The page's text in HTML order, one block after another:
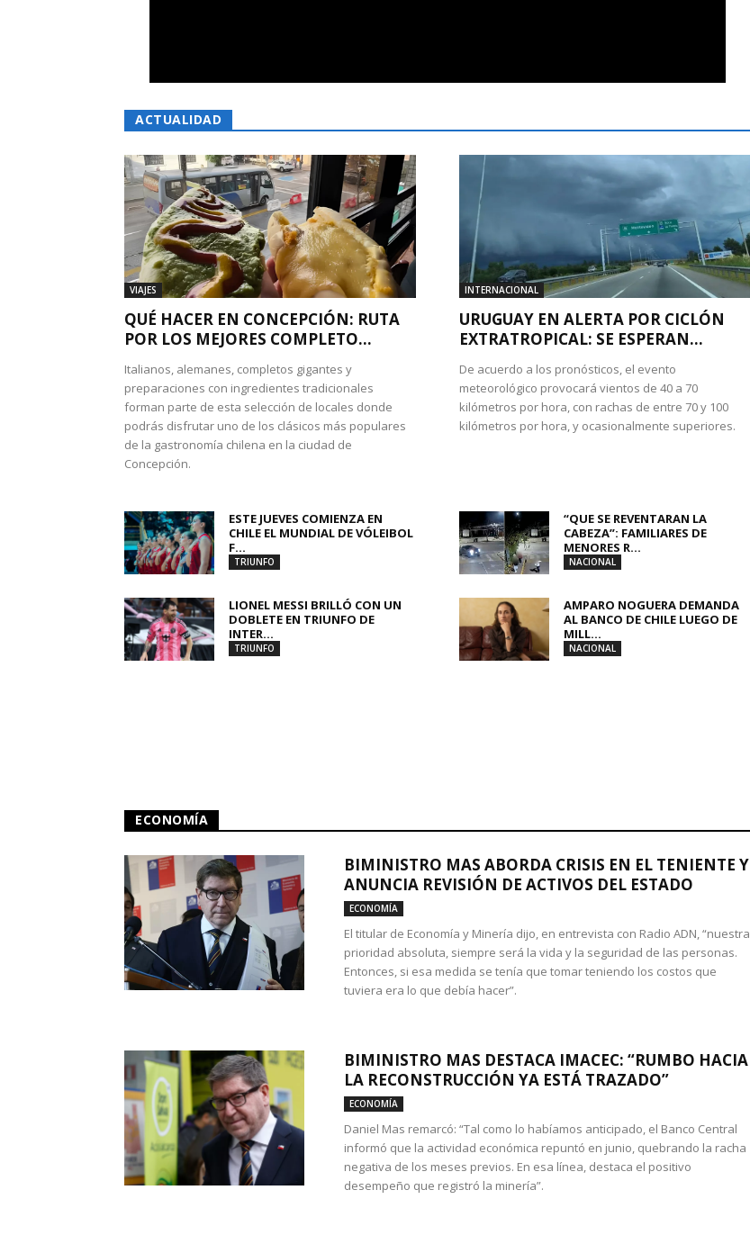
ACTUALIDAD
VIAJES
QUÉ HACER EN CONCEPCIÓN: RUTA
POR LOS MEJORES COMPLETO...
Italianos, alemanes, completos gigantes y
preparaciones con ingredientes tradicionales
forman parte de esta selección de locales donde
podrás disfrutar uno de los clásicos más populares
de la gastronomía chilena en la ciudad de
Concepción.
INTERNACIONAL
URUGUAY EN ALERTA POR CICLÓN
EXTRATROPICAL: SE ESPERAN...
De acuerdo a los pronósticos, el evento
meteorológico provocará vientos de 40 a 70
kilómetros por hora, con rachas de entre 70 y 100
kilómetros por hora, y ocasionalmente superiores.
ESTE JUEVES COMIENZA EN
CHILE EL MUNDIAL DE VÓLEIBOL
F...
TRIUNFO
“QUE SE REVENTARAN LA
CABEZA”: FAMILIARES DE
MENORES R...
NACIONAL
LIONEL MESSI BRILLÓ CON UN
DOBLETE EN TRIUNFO DE
INTER...
TRIUNFO
AMPARO NOGUERA DEMANDA
AL BANCO DE CHILE LUEGO DE
MILL...
NACIONAL
ECONOMÍA
BIMINISTRO MAS ABORDA CRISIS EN EL TENIENTE Y
ANUNCIA REVISIÓN DE ACTIVOS DEL ESTADO
ECONOMÍA
El titular de Economía y Minería dijo, en entrevista con Radio ADN, “nuestra
prioridad absoluta, siempre será la vida y la seguridad de las personas.
Entonces, si esa medida se tenía que tomar teniendo los costos que
tuviera era lo que debía hacer”.
BIMINISTRO MAS DESTACA IMACEC: “RUMBO HACIA
LA RECONSTRUCCIÓN YA ESTÁ TRAZADO”
ECONOMÍA
Daniel Mas remarcó: “Tal como lo habíamos anticipado, el Banco Central
informó que la actividad económica repuntó en junio, quebrando la racha
negativa de los meses previos. En esa línea, destaca el positivo
desempeño que registró la minería”.